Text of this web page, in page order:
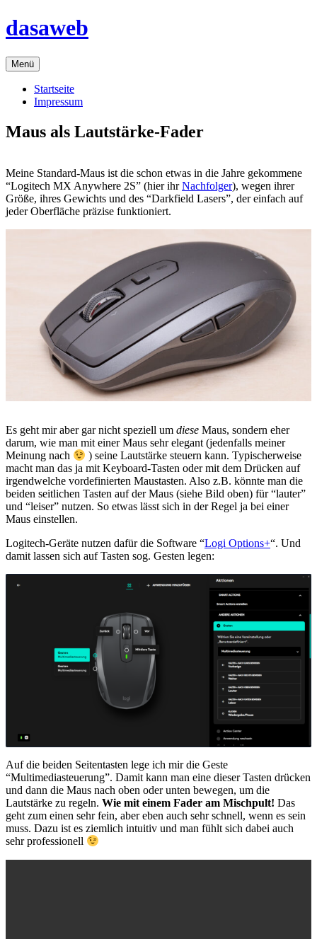
Zum
Inhalt
dasaweb
Menü
Startseite
Impressum
Maus als Lautstärke-Fader
Meine Standard-Maus ist die schon etwas in die Jahre gekommene
“Logitech MX Anywhere 2S” (hier ihrNachfolger), wegen ihrer
Größe, ihres Gewichts und des “Darkfield Lasers”, der einfach auf
jeder Oberfläche präzise funktioniert.
Es geht mir aber gar nicht speziell um diese Maus, sondern eher
darum, wie man mit einer Maus sehr elegant (jedenfalls meiner
Meinung nach
) seine Lautstärke steuern kann. Typischerweise
macht man das ja mit Keyboard-Tasten oder mit dem Drücken auf
irgendwelche vordefinierten Maustasten. Also z.B. könnte man die
beiden seitlichen Tasten auf der Maus (siehe Bild oben) für “lauter”
und “leiser” nutzen. So etwas lässt sich in der Regel ja bei einer
Maus einstellen.
Logitech-Geräte nutzen dafür die Software “Logi Options+“. Und
damit lassen sich auf Tasten sog. Gesten legen:
Auf die beiden Seitentasten lege ich mir die Geste
“Multimediasteuerung”. Damit kann man eine dieser Tasten drücken
und dann die Maus nach oben oder unten bewegen, um die
Lautstärke zu regeln. Wie mit einem Fader am Mischpult! Das
geht zum einen sehr fein, aber eben auch sehr schnell, wenn es sein
muss. Dazu ist es ziemlich intuitiv und man fühlt sich dabei auch
sehr professionell